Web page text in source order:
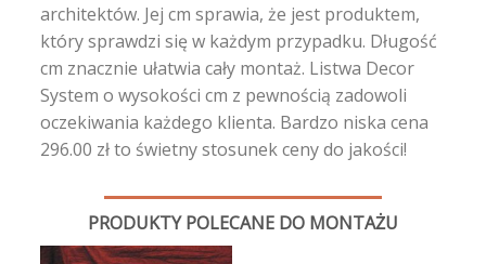
architektów. Jej cm sprawia, że jest produktem,
który sprawdzi się w każdym przypadku. Długość
cm znacznie ułatwia cały montaż. Listwa Decor
System o wysokości cm z pewnością zadowoli
oczekiwania każdego klienta. Bardzo niska cena
296.00 zł to świetny stosunek ceny do jakości!
PRODUKTY POLECANE DO MONTAŻU